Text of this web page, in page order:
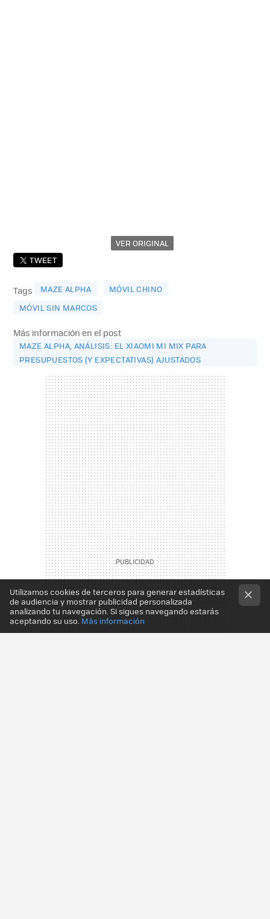
VER ORIGINAL
TWEET
Tags MAZE ALPHA
MÓVIL CHINO
MÓVIL SIN MARCOS
Más información en el post
MAZE ALPHA, ANÁLISIS: EL XIAOMI MI MIX PARA
PRESUPUESTOS (Y EXPECTATIVAS) AJUSTADOS
Utilizamos cookies de terceros para generar estadísticas
de audiencia y mostrar publicidad personalizada
analizando tu navegación. Si sigues navegando estarás
aceptando su uso. Más información